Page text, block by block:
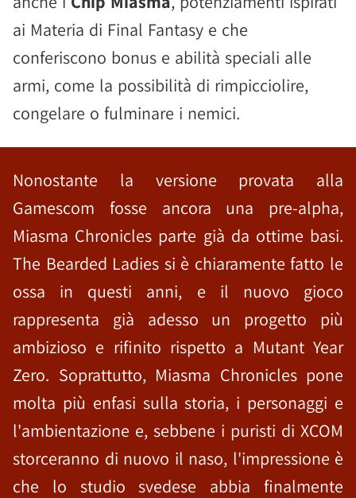
ai Materia di Final Fantasy e che
conferiscono bonus e abilità speciali alle
armi, come la possibilità di rimpicciolire,
congelare o fulminare i nemici.
Nonostante la versione provata alla
Gamescom fosse ancora una pre-alpha,
Miasma Chronicles parte già da ottime basi.
The Bearded Ladies si è chiaramente fatto le
ossa in questi anni, e il nuovo gioco
rappresenta già adesso un progetto più
ambizioso e rifinito rispetto a Mutant Year
Zero. Soprattutto, Miasma Chronicles pone
molta più enfasi sulla storia, i personaggi e
l'ambientazione e, sebbene i puristi di XCOM
storceranno di nuovo il naso, l'impressione è
che lo studio svedese abbia finalmente